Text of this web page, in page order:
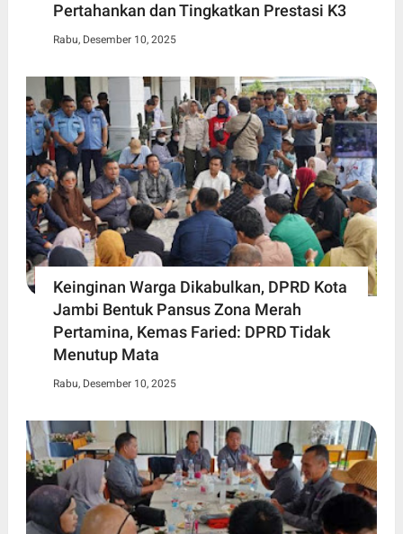
Pertahankan dan Tingkatkan Prestasi K3
Rabu, Desember 10, 2025
Keinginan Warga Dikabulkan, DPRD Kota
Jambi Bentuk Pansus Zona Merah
Pertamina, Kemas Faried: DPRD Tidak
Menutup Mata
Rabu, Desember 10, 2025